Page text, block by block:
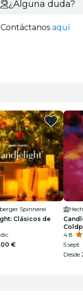
¿Alguna duda?
Contáctanosaquí
Spinnerei
Clásicos de
€
4.8
5 sept
Desde